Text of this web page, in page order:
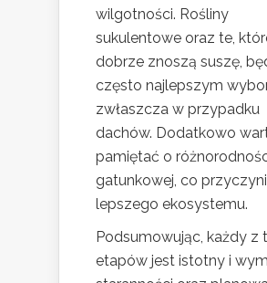
wilgotności. Rośliny
sukulentowe oraz te,
dobrze znoszą suszę,
często najlepszym
zwłaszcza w przypadku
dachów. Dodatkowo
pamiętać o
gatunkowej, co
lepszego ekosystemu.
Podsumowując, każdy z
etapów jest istotny i